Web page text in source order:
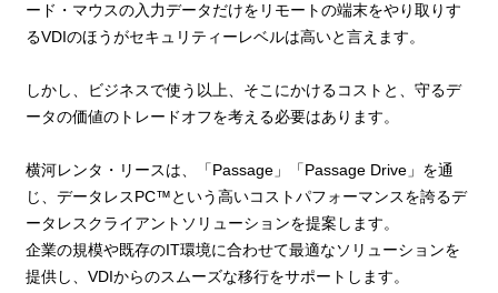
ード・マウスの入力データだけをリモートの端末をやり取りす
るVDIのほうがセキュリティーレベルは高いと言えます。
しかし、ビジネスで使う以上、そこにかけるコストと、守るデ
ータの価値のトレードオフを考える必要はあります。
横河レンタ・リースは、「Passage」「Passage Drive」を通
じ、データレスPC™という高いコストパフォーマンスを誇るデ
ータレスクライアントソリューションを提案します。
企業の規模や既存のIT環境に合わせて最適なソリューションを
提供し、VDIからのスムーズな移行をサポートします。